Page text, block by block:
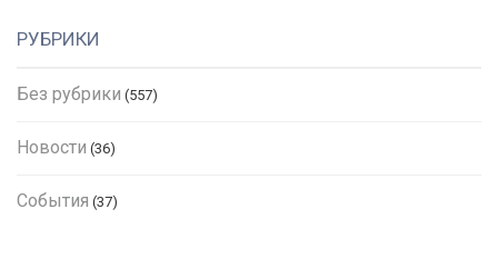
РУБРИКИ
Без рубрики (557)
Новости (36)
События (37)